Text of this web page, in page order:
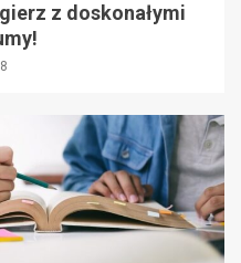
z doskonałymi